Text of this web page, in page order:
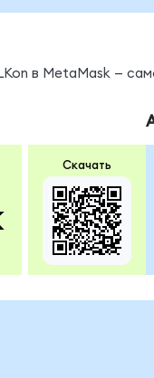
в MetaMask —
Скачать